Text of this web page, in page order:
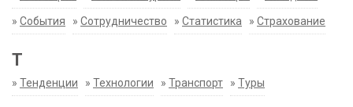
» События » Сотрудничество » Статистика » Страхование
Т
» Тенденции » Технологии » Транспорт » Туры